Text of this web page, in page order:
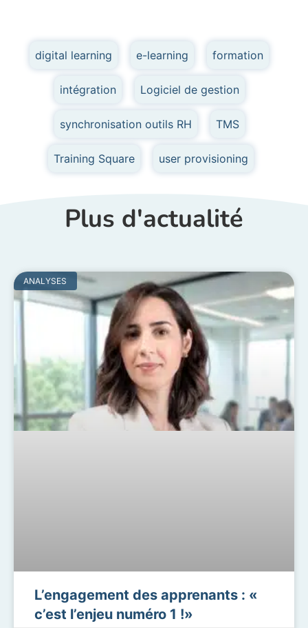
digital learning e-learning formation
intégration Logiciel de gestion
synchronisation outils RH TMS
Training Square user provisioning
Plus d'actualité
ANALYSES
L’engagement des apprenants : «
c’est l’enjeu numéro 1 !»